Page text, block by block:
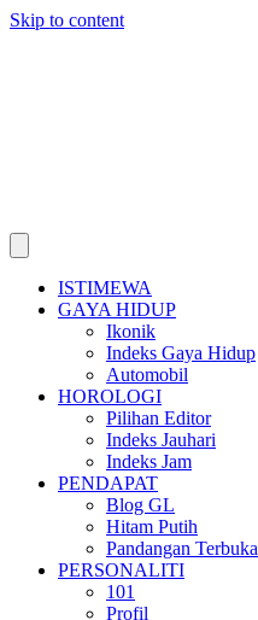
Skip to content
ISTIMEWA
GAYA HIDUP
Ikonik
Indeks Gaya Hidup
Automobil
HOROLOGI
Pilihan Editor
Indeks Jauhari
Indeks Jam
PENDAPAT
Blog GL
Hitam Putih
Pandangan Terbuka
PERSONALITI
101
Profil